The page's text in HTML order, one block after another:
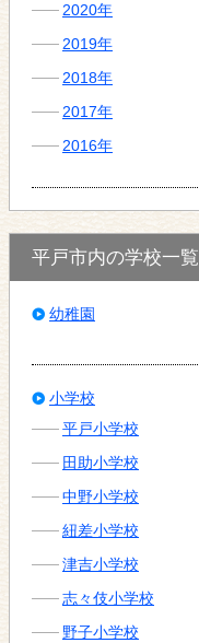
2020年
2019年
2018年
2017年
2016年
平戸市内の学校一覧
幼稚園
小学校
平戸小学校
田助小学校
中野小学校
紐差小学校
津吉小学校
志々伎小学校
野子小学校